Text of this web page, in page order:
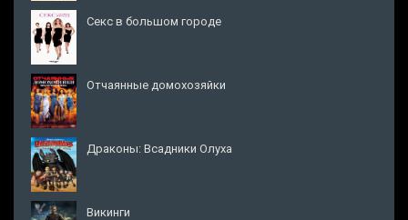
Секс в большом городе
Отчаянные домохозяйки
Драконы: Всадники Олуха
Викинги